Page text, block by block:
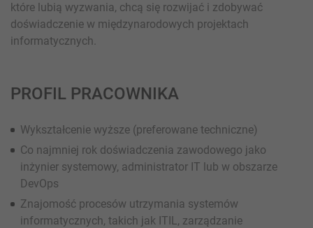
które lubią wyzwania, chcą się rozwijać i zdobywać
doświadczenie w międzynarodowych projektach
informatycznych.
PROFIL PRACOWNIKA
Wykształcenie wyższe (preferowane techniczne)
Co najmniej rok doświadczenia zawodowego jako
inżynier systemowy, administrator IT lub w obszarze
DevOps
Znajomość procesów utrzymania systemów
informatycznych, takich jak ITIL, zarządzanie